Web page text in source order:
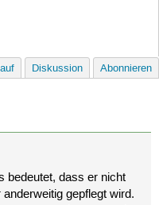
Diskussion Abonnieren
bedeutet, dass er nicht
gepflegt wird.